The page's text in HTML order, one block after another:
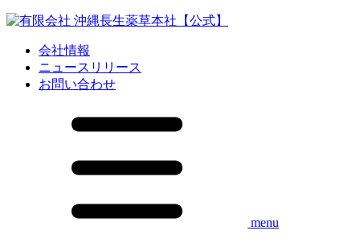
会社情報
ニュースリリース
お問い合わせ
menu